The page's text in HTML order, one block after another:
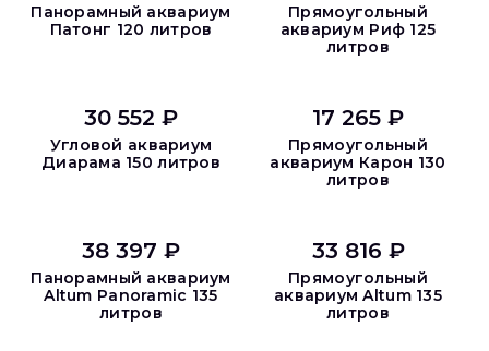
Панорамный аквариум
Патонг 120 литров
Прямоугольный
аквариум Риф 125
литров
30 552 ₽
Угловой аквариум
Диарама 150 литров
17 265 ₽
Прямоугольный
аквариум Карон 130
литров
38 397 ₽
Панорамный аквариум
Altum Panoramic 135
литров
33 816 ₽
Прямоугольный
аквариум Altum 135
литров